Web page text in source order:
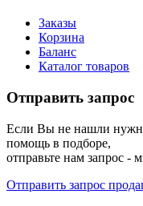
Заказы
Корзина
Баланс
Каталог товаров
Отправить запрос
Если Вы не нашли
помощь в подборе,
отправьте нам запрос
Отправить запрос